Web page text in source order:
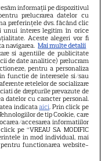
august
Rock 3”,
trilogia
ajung pe
neratat pe Netflix,
în
noi, filme de
de top
informații pe dispozitivul
prelucrarea datelor cu
preferințele dvs. făcând clic
unui interes legitim în orice
Aceste alegeri vor fi
navigarea. Mai multe detalii
si agentiile de publicitate
de date analitice) prelucram
pentru a personaliza
functie de interesele si/sau
retelelor de socializare
de drepturile prevazute de
datelor cu caracter personal.
indicataaici. Prin click pe
de tip Cookie, care
accesarea informatiilor
pe “VREAU SA MODIFIC
in mod individual, mai
functionarea website-